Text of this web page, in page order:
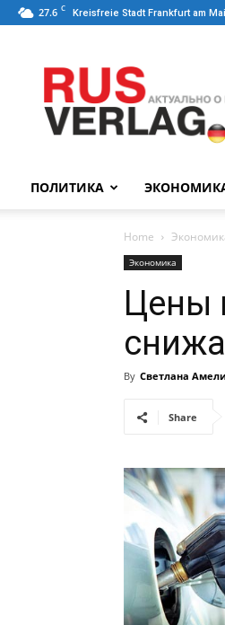
27.6 C Kreisfreie Stadt Frankfurt am
ПОЛИТИКА
Home
Экономика
Цены
By Светлана
Share